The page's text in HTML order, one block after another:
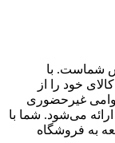
شماست. با
خود را از
وامی غیرحضوری
می‌شود. شما با
به فروشگاه